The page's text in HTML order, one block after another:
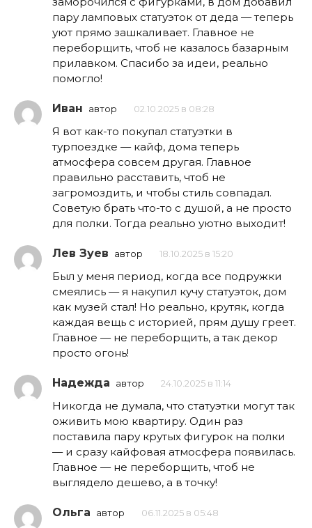
пару ламповых статуэток от деда — теперь
уют прямо зашкаливает. Главное не
переборщить, чтоб не казалось базарным
прилавком. Спасибо за идеи, реально
помогло!
Иван автор 02.10.2025 в 08:28
Я вот как-то покупал статуэтки в
турпоездке — кайф, дома теперь
атмосфера совсем другая. Главное
правильно расставить, чтоб не
загромоздить, и чтобы стиль совпадал.
Советую брать что-то с душой, а не просто
для полки. Тогда реально уютно выходит!
Лев Зуев автор 18.10.2025 в 15:20
Был у меня период, когда все подружки
смеялись — я накупил кучу статуэток, дом
как музей стал! Но реально, крутяк, когда
каждая вещь с историей, прям душу греет.
Главное — не переборщить, а так декор
просто огонь!
Надежда автор 24.10.2025 в 11:14
Никогда не думала, что статуэтки могут так
оживить мою квартиру. Один раз
поставила пару крутых фигурок на полки
— и сразу кайфовая атмосфера появилась.
Главное — не переборщить, чтоб не
выглядело дешево, а в точку!
Ольга автор 06.11.2025 в 05:48